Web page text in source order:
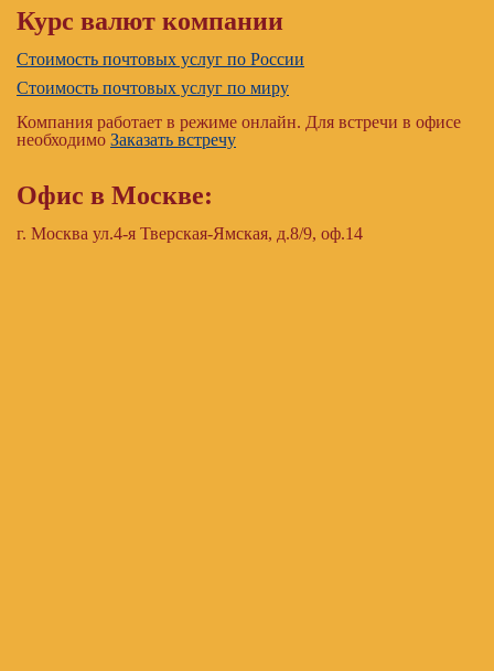
Курс валют компании
Стоимость почтовых услуг по России
Стоимость почтовых услуг по миру
Компания работает в режиме онлайн. Для встречи в офисе
необходимо Заказать встречу
Офис в Москве:
г. Москва ул.4-я Тверская-Ямская, д.8/9, оф.14